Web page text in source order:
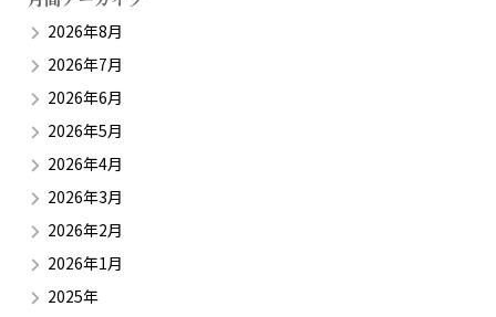
2026年8月
2026年7月
2026年6月
2026年5月
2026年4月
2026年3月
2026年2月
2026年1月
2025年